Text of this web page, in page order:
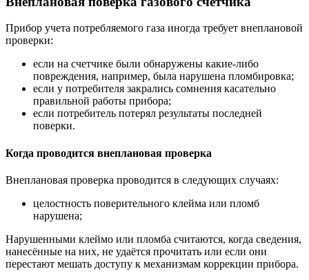
Прибор учета потребляемого газа иногда требует внеплановой
проверки:
если на счетчике были обнаружены какие-либо
повреждения, например, была нарушена пломбировка;
если у потребителя закрались сомнения касательно
правильной работы прибора;
если потребитель потерял результаты последней
поверки.
Когда проводится внеплановая проверка
Внеплановая проверка проводится в следующих случаях:
целостность поверительного клейма или пломб
нарушена;
Нарушенными клеймо или пломба считаются, когда сведения,
нанесённые на них, не удаётся прочитать или если они
перестают мешать доступу к механизмам коррекции прибора.